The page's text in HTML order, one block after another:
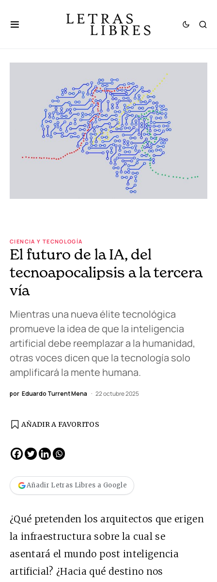
CIENCIA Y TECNOLOGÍA
El futuro de la IA, del
tecnoapocalipsis a la tercera
vía
Mientras una nueva élite tecnológica
promueve la idea de que la inteligencia
artificial debe reemplazar a la humanidad,
otras voces dicen que la tecnología solo
amplificará la mente humana.
por Eduardo Turrent Mena 22 octubre 2025
AÑADIR A FAVORITOS
Añadir Letras Libres a Google
¿Qué pretenden los arquitectos que erigen
la infraestructura sobre la cual se
asentará el mundo post inteligencia
artificial? ¿Hacia qué destino nos